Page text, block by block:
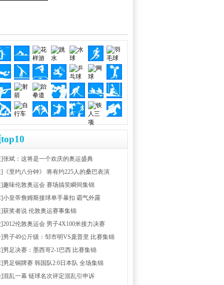
张斌：这将是一个欢庆的奥运盛典
《里约八分钟》 将有约225人的桑巴表演
趣味伦敦奥运会 赛场搞笑瞬间集锦
小皇帝詹姆斯接球单手暴扣 霸气外露
获奖者说 伦敦奥运赛事集锦
伦敦奥运会 男子4X100米接力决赛
男子49公斤级：邹市明VS庞普里 比赛集锦
男足决赛：墨西哥2-1巴西 比赛集锦
男足铜牌赛 韩国队2:0日本队 全场集锦
混乱一幕 链球名次评定混乱引申诉